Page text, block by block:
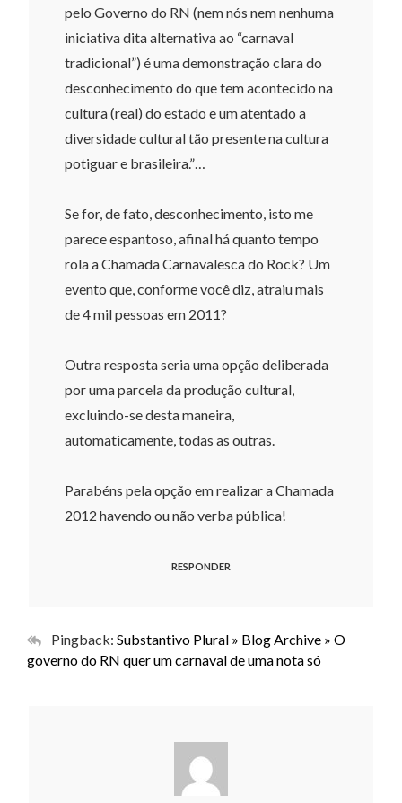
pelo Governo do RN (nem nós nem nenhuma
iniciativa dita alternativa ao “carnaval
tradicional”) é uma demonstração clara do
desconhecimento do que tem acontecido na
cultura (real) do estado e um atentado a
diversidade cultural tão presente na cultura
potiguar e brasileira.”…
Se for, de fato, desconhecimento, isto me
parece espantoso, afinal há quanto tempo
rola a Chamada Carnavalesca do Rock? Um
evento que, conforme você diz, atraiu mais
de 4 mil pessoas em 2011?
Outra resposta seria uma opção deliberada
por uma parcela da produção cultural,
excluindo-se desta maneira,
automaticamente, todas as outras.
Parabéns pela opção em realizar a Chamada
2012 havendo ou não verba pública!
RESPONDER
Pingback: Substantivo Plural » Blog Archive » O
governo do RN quer um carnaval de uma nota só